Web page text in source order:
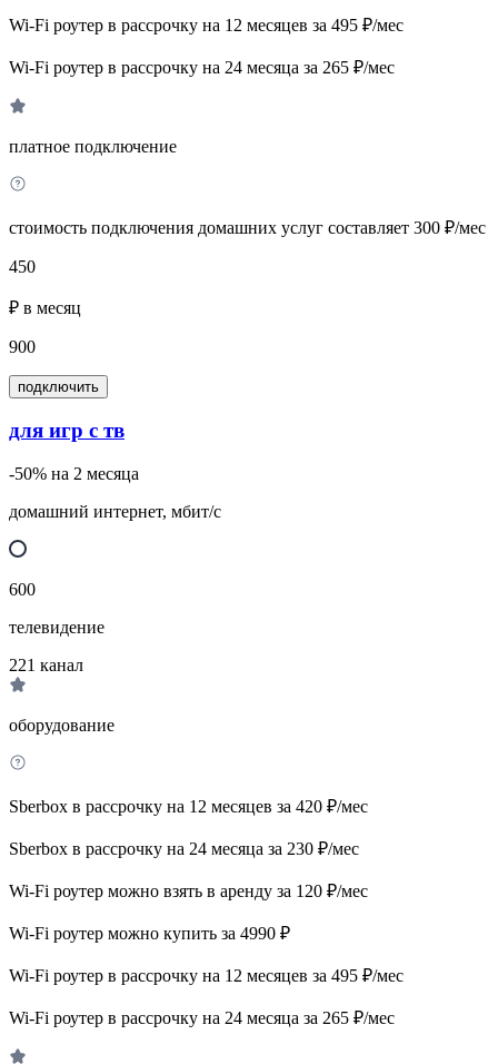
Wi-Fi роутер в рассрочку на 12 месяцев за 495 ₽/мес
Wi-Fi роутер в рассрочку на 24 месяца за 265 ₽/мес
платное подключение
стоимость подключения домашних услуг составляет 300 ₽/мес
450
₽ в месяц
900
подключить
для игр с тв
-50% на 2 месяца
домашний интернет, мбит/с
600
телевидение
221 канал
оборудование
Sberbox в рассрочку на 12 месяцев за 420 ₽/мес
Sberbox в рассрочку на 24 месяца за 230 ₽/мес
Wi-Fi роутер можно взять в аренду за 120 ₽/мес
Wi-Fi роутер можно купить за 4990 ₽
Wi-Fi роутер в рассрочку на 12 месяцев за 495 ₽/мес
Wi-Fi роутер в рассрочку на 24 месяца за 265 ₽/мес